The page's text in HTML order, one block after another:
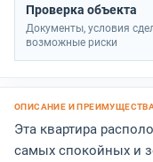
Проверка объекта
Документы, условия
возможные риски
Эта квартира
самых спокойных и